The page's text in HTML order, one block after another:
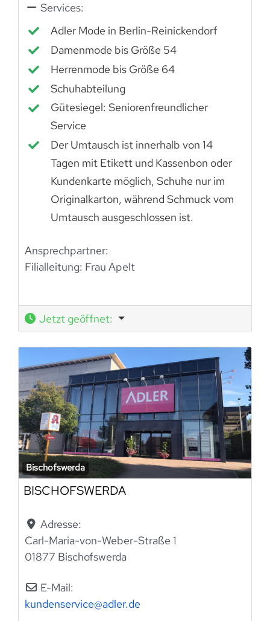
Services:
Adler Mode in Berlin-Reinickendorf
Damenmode bis Größe 54
Herrenmode bis Größe 64
Schuhabteilung
Gütesiegel: Seniorenfreundlicher
Service
Der Umtausch ist innerhalb von 14
Tagen mit Etikett und Kassenbon oder
Kundenkarte möglich, Schuhe nur im
Originalkarton, während Schmuck vom
Umtausch ausgeschlossen ist.
Ansprechpartner:
Filialleitung: Frau Apelt
Jetzt geöffnet:
Bischofswerda
BISCHOFSWERDA
Adresse:
Carl-Maria-von-Weber-Straße 1
01877 Bischofswerda
E-Mail:
kundenservice@adler.de